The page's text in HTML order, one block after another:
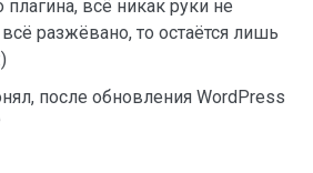
плагина, всё никак руки не
разжёвано, то остаётся лишь
после обновления WordPress